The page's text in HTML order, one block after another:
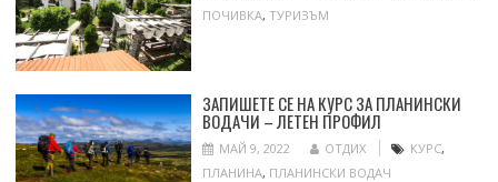
ПОЧИВКА, ТУРИЗЪМ
ЗАПИШЕТЕ СЕ НА КУРС ЗА ПЛАНИНСКИ
ВОДАЧИ – ЛЕТЕН ПРОФИЛ
МАЙ 9, 2022 ОТДИХ КУРС,
ПЛАНИНА, ПЛАНИНСКИ ВОДАЧ